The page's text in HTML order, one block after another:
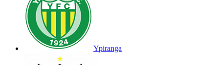
Ypiranga